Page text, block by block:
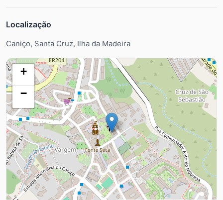
Localização
Caniço, Santa Cruz, Ilha da Madeira
+
−